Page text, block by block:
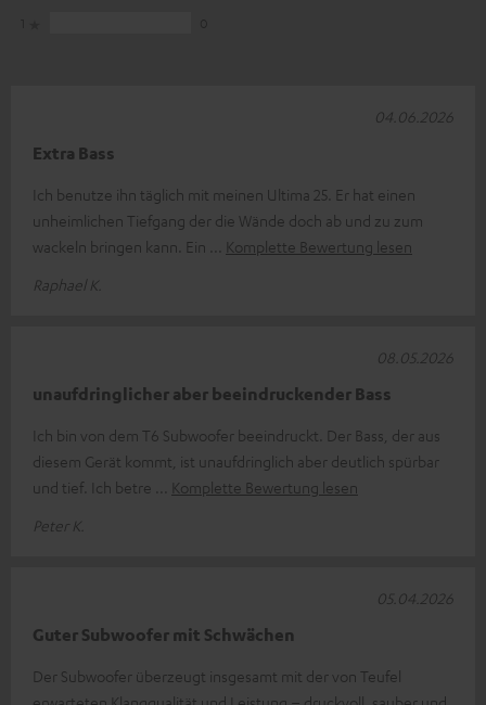
Extra Bass
Ich benutze ihn täglich mit meinen Ultima 25. Er hat einen
unheimlichen Tiefgang der die Wände doch ab und zu zum
wackeln bringen kann. Ein
Komplette Bewertung lesen
Raphael K.
04.06.2026
unaufdringlicher aber beeindruckender Bass
Ich bin von dem T6 Subwoofer beeindruckt. Der Bass, der aus
diesem Gerät kommt, ist unaufdringlich aber deutlich spürbar
und tief. Ich betre
Komplette Bewertung lesen
Peter K.
08.05.2026
Guter Subwoofer mit Schwächen
Der Subwoofer überzeugt insgesamt mit der von Teufel
05.04.2026